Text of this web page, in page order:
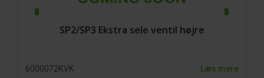
SP2/SP3 Ekstra sele ventil højre
6000072KVK Læs mere